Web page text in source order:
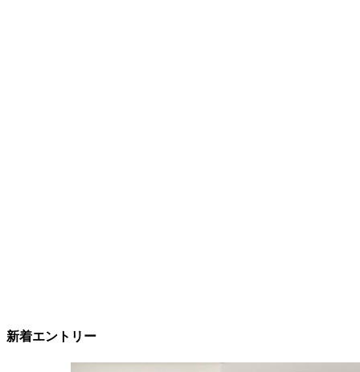
新着エントリー